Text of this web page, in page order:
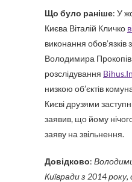
Що було раніше: У
Києва Віталій Кличко
виконання
Володимира
розслідування
низкою об’єктів
Києві друзями
заявив, що йому
заяву на звільнення.
Довідково:
Київради з 2014 року,